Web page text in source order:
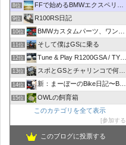
8位 FFで始めるBMWエクスペリエンス
9位 R100RS日記
10位 BMWカスタムパーツ、ワンオフマフラーのR-sty
11位 そして僕はGSに乗る
12位 Tune & Play R1200GSA / TYPE R
13位 スポとGSとチャリンコで何処いこう！
14位 新：まーぼーのBike日記〜BMW R1100RT〜
15位
OWLの飼育箱
このカテゴリを全て表示
参加する
このブログに投票する